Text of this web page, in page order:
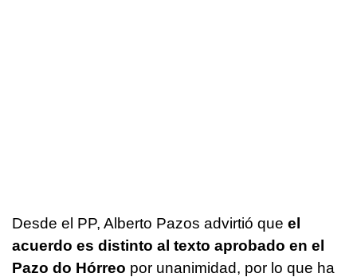
Desde el PP, Alberto Pazos advirtió que el
acuerdo es distinto al texto aprobado en el
Pazo do Hórreo por unanimidad, por lo que ha